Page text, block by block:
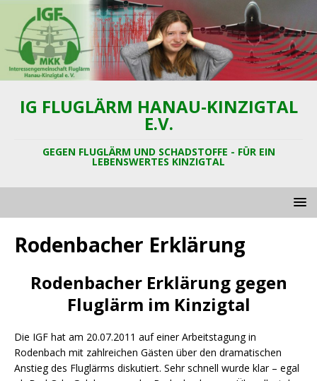
IG FLUGLÄRM HANAU-KINZIGTAL
E.V.
GEGEN FLUGLÄRM UND SCHADSTOFFE - FÜR EIN
LEBENSWERTES KINZIGTAL
Rodenbacher Erklärung
Rodenbacher Erklärung gegen
Fluglärm im Kinzigtal
Die IGF hat am 20.07.2011 auf einer Arbeitstagung in
Rodenbach mit zahlreichen Gästen über den dramatischen
Anstieg des Fluglärms diskutiert. Sehr schnell wurde klar – egal